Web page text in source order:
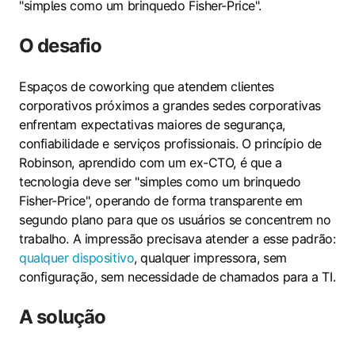
"simples como um brinquedo Fisher-Price".
O desafio
Espaços de coworking que atendem clientes
corporativos próximos a grandes sedes corporativas
enfrentam expectativas maiores de segurança,
confiabilidade e serviços profissionais. O princípio de
Robinson, aprendido com um ex-CTO, é que a
tecnologia deve ser "simples como um brinquedo
Fisher-Price", operando de forma transparente em
segundo plano para que os usuários se concentrem no
trabalho. A impressão precisava atender a esse padrão:
qualquer dispositivo, qualquer impressora, sem
configuração, sem necessidade de chamados para a TI.
A solução